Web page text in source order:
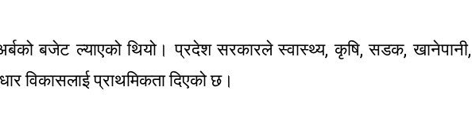
बजेट ल्याएको थियो। प्रदेश सरकारले स्वास्थ्य, कृषि, सडक, खानेपानी,
विकासलाई प्राथमिकता दिएको छ।